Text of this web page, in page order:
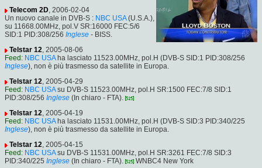
Telecom 2D, 2006-02-04
Un nuovo canale in DVB-S : NBC USA(U.S.A.),
su 11668.00MHz, pol.V SR:16000 FEC:5/6
SID:1 PID:308/256 Inglese - BISS.
Telstar 12, 2005-08-06
Feed : NBC USAha lasciato 11523.00MHz, pol.H (DVB-S SID:1 PID:308/256
Inglese), non è più trasmesso da satellite in Europa.
Telstar 12, 2005-04-29
Feed : NBC USAsu DVB-S 11523.00MHz, pol.H SR:1500 FEC:7/8 SID:1
PID:308/256 Inglese (In chiaro - FTA).
Telstar 12, 2005-04-19
Feed : NBC USAha lasciato 11531.00MHz, pol.H (DVB-S SID:3 PID:340/225
Inglese), non è più trasmesso da satellite in Europa.
Telstar 12, 2005-04-15
Feed : NBC USAsu DVB-S 11531.00MHz, pol.H SR:3261 FEC:7/8 SID:3
PID:340/225 Inglese (In chiaro - FTA).
WNBC4 New York